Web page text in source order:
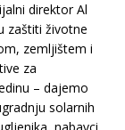
direktor Al
zaštiti životne
zemljištem i
za
– dajemo
solarnih